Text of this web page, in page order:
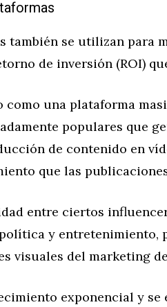
también se utilizan para
de inversión (ROI)
como una plataforma
populares que
de contenido en
que las
entre ciertos
y entretenimiento,
visuales del marketing
exponencial y se